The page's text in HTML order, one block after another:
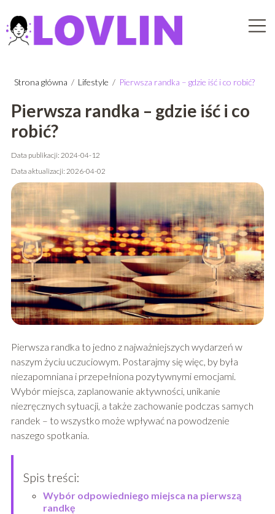
Strona główna / Lifestyle / Pierwsza randka – gdzie iść i co robić?
Pierwsza randka – gdzie iść i co
robić?
Data publikacji: 2024-04-12
Data aktualizacji: 2026-04-02
Pierwsza randka to jedno z najważniejszych wydarzeń w
naszym życiu uczuciowym. Postarajmy się więc, by była
niezapomniana i przepełniona pozytywnymi emocjami.
Wybór miejsca, zaplanowanie aktywności, unikanie
niezręcznych sytuacji, a także zachowanie podczas samych
randek – to wszystko może wpływać na powodzenie
naszego spotkania.
Spis treści:
Wybór odpowiedniego miejsca na pierwszą
randkę